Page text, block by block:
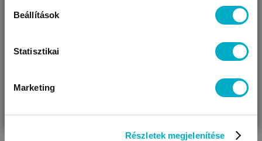
Beállítások
Statisztikai
Marketing
Részletek megjelenítése
VÁRANDÓS
AJÁNDÉKOT